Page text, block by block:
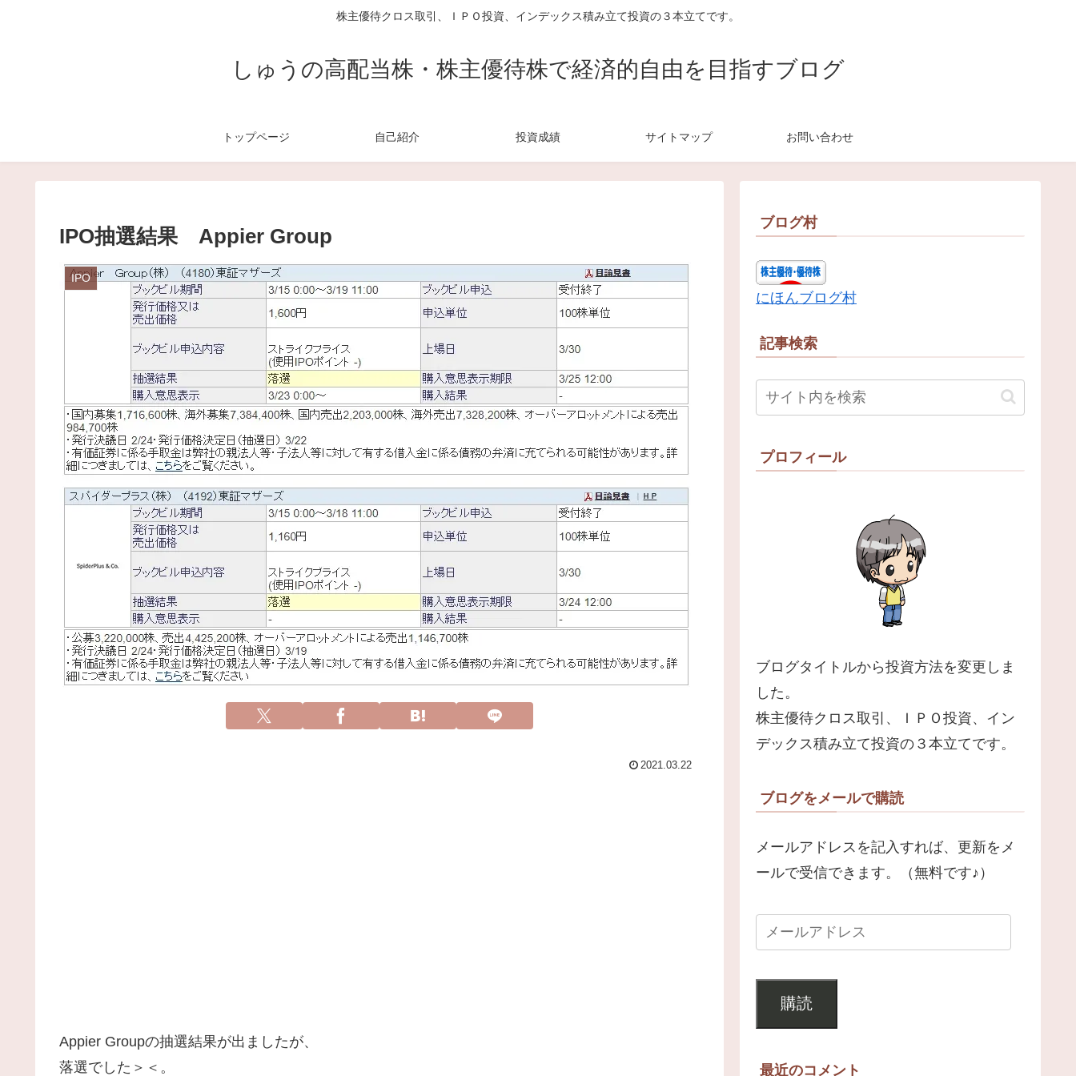
株主優待クロス取引、ＩＰＯ投資、インデックス積み立て投資の３本立てです。
しゅうの高配当株・株主優待株で経済的自由を目指すブログ
トップページ 自己紹介 投資成績 サイトマップ お問い合わせ
IPO抽選結果 Appier Group
IPO
2021.03.22
Appier Groupの抽選結果が出ましたが、
落選でした＞＜。
ブログ村
にほんブログ村
記事検索
プロフィール
ブログタイトルから投資方法を変更しま
した。
株主優待クロス取引、ＩＰＯ投資、イン
デックス積み立て投資の３本立てです。
ブログをメールで購読
メールアドレスを記入すれば、更新をメ
ールで受信できます。（無料です♪）
購読
最近のコメント